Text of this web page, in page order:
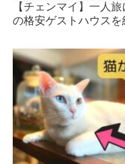
【チェンマイ】一人
の格安ゲストハウスを